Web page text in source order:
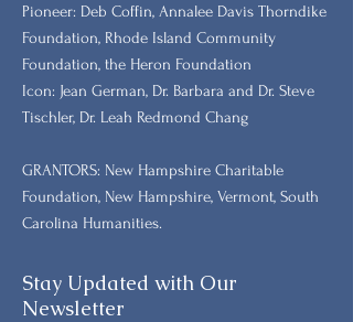
​Pioneer: Deb Coffin, Annalee Davis Thorndike
Foundation, Rhode Island Community
Foundation, the Heron Foundation
Icon: Jean German, Dr. Barbara and Dr. Steve
Tischler, Dr. Leah Redmond Chang
GRANTORS: New Hampshire Charitable
Foundation, New Hampshire, Vermont, South
Carolina Humanities.
Stay Updated with Our
Newsletter